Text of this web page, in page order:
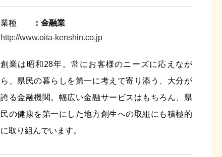
業種
金融業
http://www.oita-kenshin.co.jp
創業は昭和28年。常にお客様のニーズに応えなが
ら、県民の暮らしを第一に考えて寄り添う、大分が
誇る金融機関。幅広い金融サービスはもちろん、県
民の健康を第一にした地方創生への取組にも積極的
に取り組んでいます。